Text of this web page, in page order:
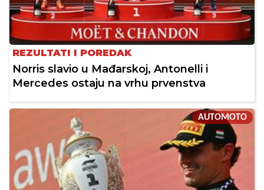
REZULTATI I POREDAK
Norris slavio u Mađarskoj, Antonelli i
Mercedes ostaju na vrhu prvenstva
AUTOMOTO